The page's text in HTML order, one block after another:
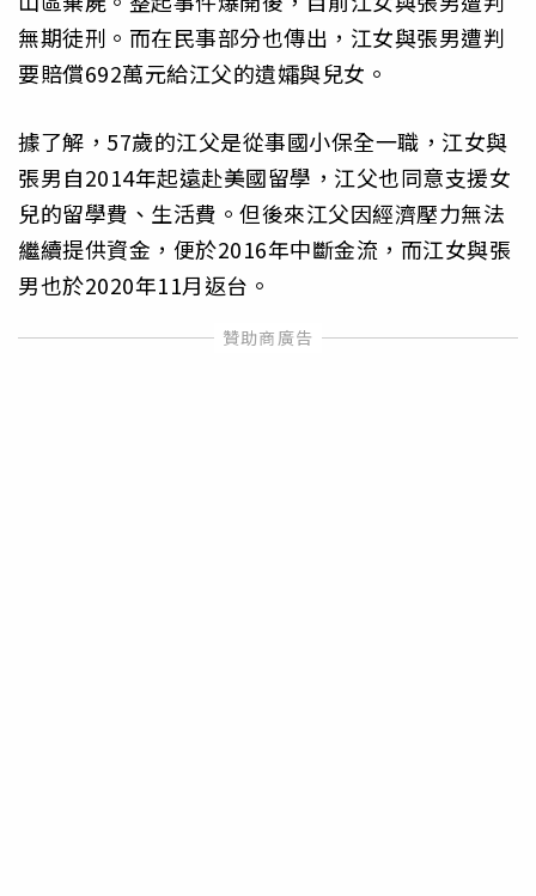
無期徒刑。而在民事部分也傳出，江女與張男遭判
要賠償692萬元給江父的遺孀與兒女。
據了解，57歲的江父是從事國小保全一職，江女與
張男自2014年起遠赴美國留學，江父也同意支援女
兒的留學費、生活費。但後來江父因經濟壓力無法
繼續提供資金，便於2016年中斷金流，而江女與張
男也於2020年11月返台。